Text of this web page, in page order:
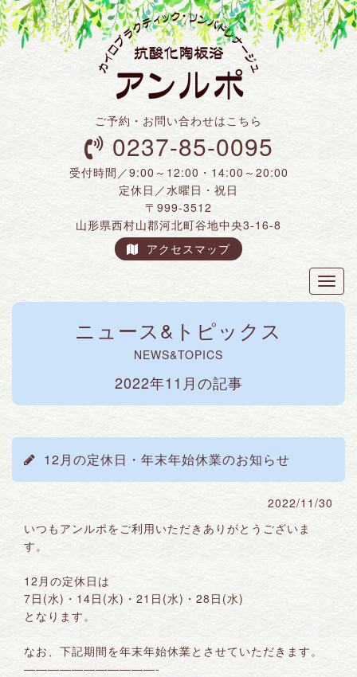
ご予約・お問い合わせはこちら
0237-85-0095
受付時間／9:00～12:00・14:00～20:00
定休日／水曜日・祝日
〒999-3512
山形県西村山郡河北町谷地中央3-16-8
アクセスマップ
ニュース&トピックス
NEWS&TOPICS
2022年11月の記事
12月の定休日・年末年始休業のお知らせ
2022/11/30
いつもアンルポをご利用いただきありがとうございま
す。
12月の定休日は
7日(水)・14日(水)・21日(水)・28日(水)
となります。
なお、下記期間を年末年始休業とさせていただきます。
———————————-